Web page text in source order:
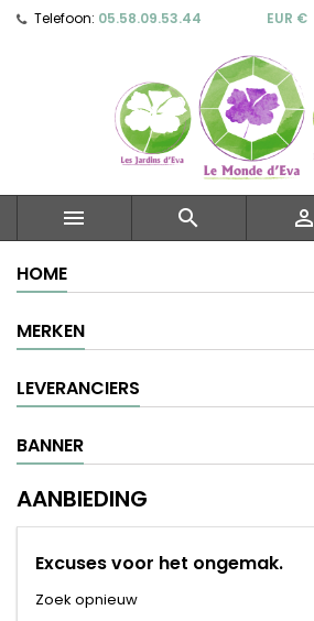
Telefoon: 05.58.09.53.44 EUR €
  
HOME
MERKEN
LEVERANCIERS
BANNER
AANBIEDING
Excuses voor het ongemak.
Zoek opnieuw